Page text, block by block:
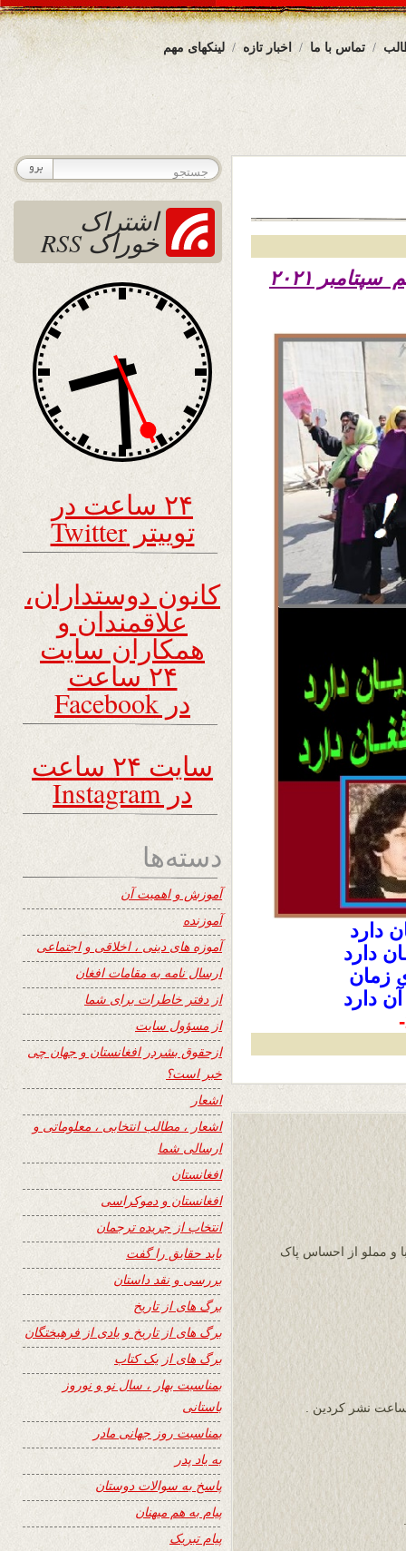
لینکهای مهم اخبار تازه تماس با ما
۱۴۰۰– نهم سپتامبر ۲۰۲۱
دارد
دارد
زمان
آن دارد
و مملو از احساس پاک
اشتراک
خوراک RSS
۲۴ ساعت در
توییتر Twitter
کانون دوستداران،
علاقمندان و
همکاران سایت
۲۴ ساعت
در Facebook
سایت ۲۴ ساعت
در Instagram
دسته‌ها
آموزش و اهمیت آن
آموزنده
آموزه های دینی ، اخلاقی و اجتماعی
ارسال نامه به مقامات افغان
از دفتر خاطرات برای شما
از مسؤول سایت
ازحقوق بشردر افغانستان و جهان چی
خبر است؟
اشعار
اشعار ، مطالب انتخابی ، معلوماتی و
ارسالی شما
افغانستان
افغانستان و دموکراسی
انتخاب از جریده ترجمان
باید حقایق را گفت
بررسی و نقد داستان
برگ های از تاریخ
برگ های از تاریخ و یادی از فرهیختگان
برگ های از یک کتاب
بمناسبت بهار ، سال نو و نوروز
باستانی
بمناسبت روز جهانی مادر
به یاد پدر
پاسخ به سوالات دوستان
پیام به هم میهنان
پیام تبریک